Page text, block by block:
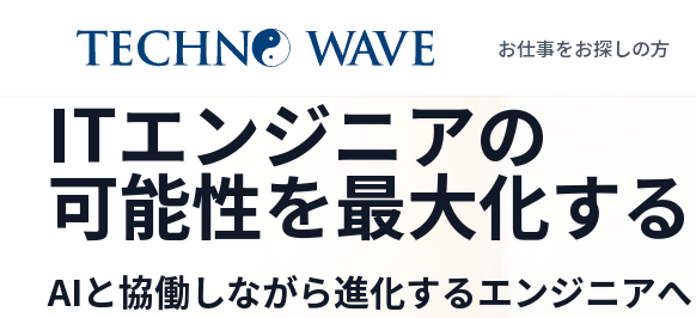
お仕事をお探しの方
ITエンジニアの
可能性を最大化する
AIと協働しながら進化するエンジニアへ